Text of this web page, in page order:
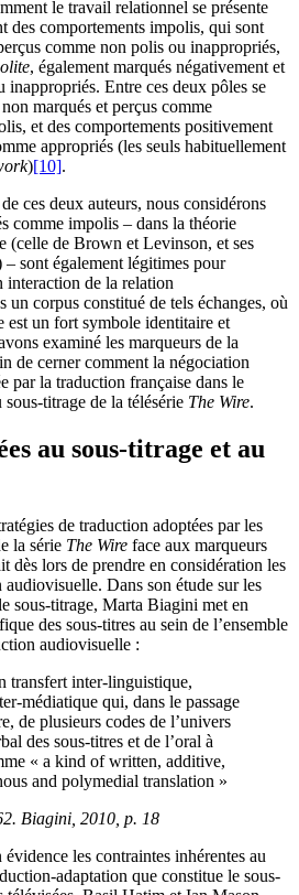
le travail relationnel se présente
des comportements impolis, qui sont
comme non polis ou inappropriés,
, également marqués négativement et
inappropriés. Entre ces deux pôles se
marqués et perçus comme
et des comportements positivement
appropriés (les seuls habituellement
)[10].
ces deux auteurs, nous considérons
comme impolis – dans la théorie
(celle de Brown et Levinson, et ses
– sont également légitimes pour
interaction de la relation
un corpus constitué de tels échanges, où
est un fort symbole identitaire et
examiné les marqueurs de la
de cerner comment la négociation
par la traduction française dans le
titrage de la télésérie The Wire.
au sous-titrage et au
de traduction adoptées par les
la série The Wire face aux marqueurs
dès lors de prendre en considération les
Dans son étude sur les
sous-titrage, Marta Biagini met en
des sous-titres au sein de l’ensemble
audiovisuelle :
transfert inter-linguistique,
médiatique qui, dans le passage
de plusieurs codes de l’univers
des sous-titres et de l’oral à
« a kind of written, additive,
and polymedial translation »
Biagini, 2010, p. 18
les contraintes inhérentes au
adaptation que constitue le sous-